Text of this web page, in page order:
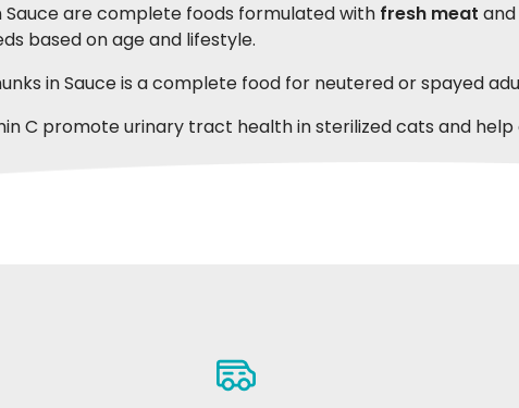
Sauce are complete foods formulated with fresh meat and
based on age and lifestyle.
in Sauce is a complete food for neutered or spayed
C promote urinary tract health in sterilized cats and
Il mio gatto ne